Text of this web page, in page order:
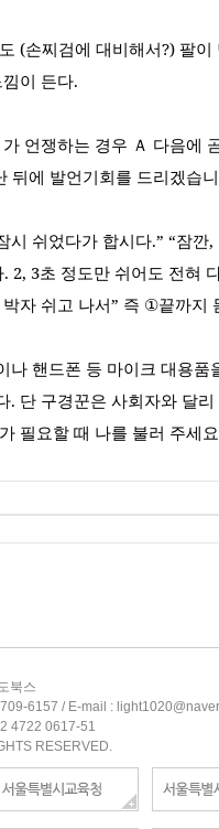
(손찌검에 대비해서?) 팔이
이 든다.
언쟁하는 경우 Ａ 다음에
뒤에 발언기회를 드리겠습
시 쉬었다가 합시다.” “잠깐,
. 2, 3초 정도만 쉬어도 전혀
자 쉬고 나서” 즉 ①끝까지
나 핸드폰 등 마이크 대용
. 단 구경꾼은 사회자와 달
필요할 때 나를 불러 주세요
북스
6157 / E-mail :
4722 0617-51
RESERVED.